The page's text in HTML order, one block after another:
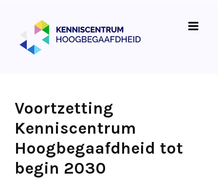
Voortzetting
Kenniscentrum
Hoogbegaafdheid tot
begin 2030